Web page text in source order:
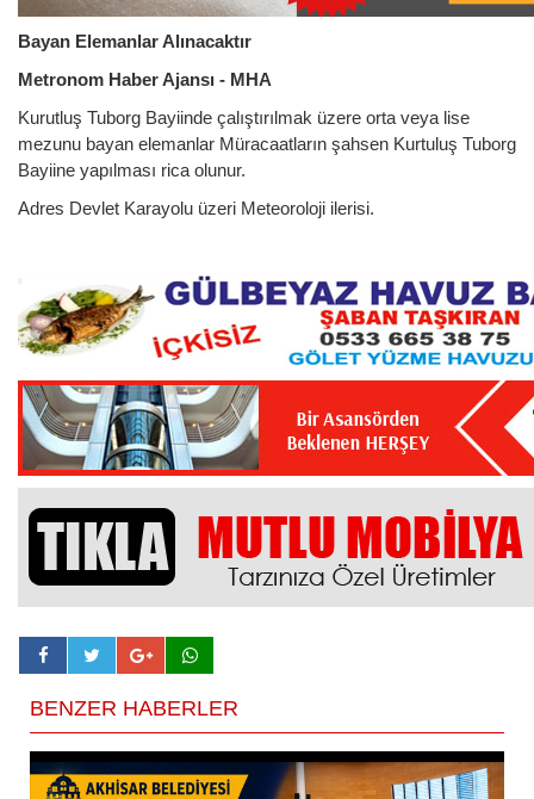
Bayan Elemanlar Alınacaktır
Metronom Haber Ajansı - MHA
Kurutluş Tuborg Bayiinde çalıştırılmak üzere orta veya lise
mezunu bayan elemanlar Müracaatların şahsen Kurtuluş Tuborg
Bayiine yapılması rica olunur.
Adres Devlet Karayolu üzeri Meteoroloji ilerisi.
BENZER HABERLER